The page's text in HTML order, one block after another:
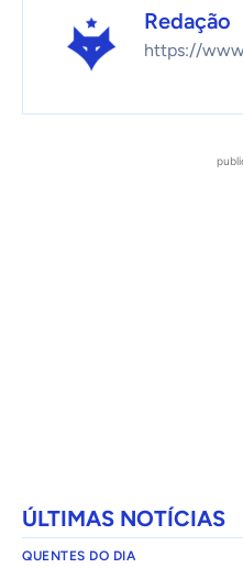
Redação
https://
ÚLTIMAS NOTÍCIAS
QUENTES DO DIA